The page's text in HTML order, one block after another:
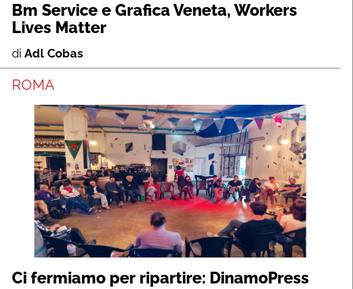
Bm Service e Grafica Veneta, Workers
Lives Matter
di Adl Cobas
ROMA
Ci fermiamo per ripartire: DinamoPress